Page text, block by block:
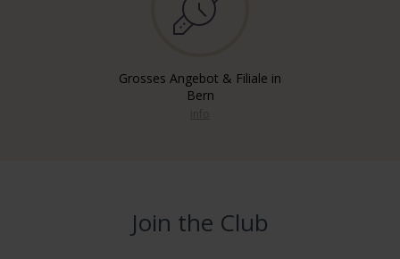
Grosses Angebot & Filiale in
Bern
Join the Club